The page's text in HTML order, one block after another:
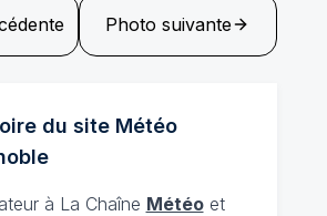
Photo suivante
du site Météo
à La Chaîne Météoet